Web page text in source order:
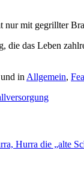
mit gegrillter
das Leben
in Allgemein,
Hurra die „alte